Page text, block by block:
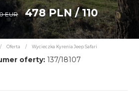
EUR
478 PLN / 110
/ Oferta / Wycieczka Kyrenia Jeep Safari
oferty:137/18107